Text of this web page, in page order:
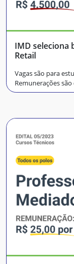
IMD seleciona
Retail
Vagas são para
Remunerações são